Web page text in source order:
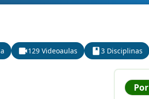
129 Videoaulas 3 Disciplinas